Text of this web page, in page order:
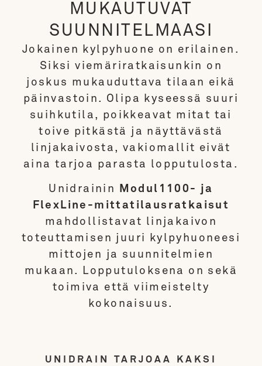
MUKAUTUVAT
SUUNNITELMAASI
Jokainen kylpyhuone on erilainen.
Siksi viemäriratkaisunkin on
joskus mukauduttava tilaan eikä
päinvastoin. Olipa kyseessä suuri
suihkutila, poikkeavat mitat tai
toive pitkästä ja näyttävästä
linjakaivosta, vakiomallit eivät
aina tarjoa parasta lopputulosta.
Unidrainin
Modul1100- ja
FlexLine-mittatilausratkaisut
mahdollistavat linjakaivon
toteuttamisen juuri kylpyhuoneesi
mittojen ja suunnitelmien
mukaan. Lopputuloksena on sekä
toimiva että viimeistelty
kokonaisuus.
UNIDRAIN TARJOAA KAKSI